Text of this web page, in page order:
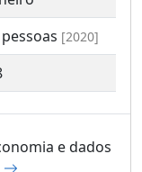
pessoas [2020]
e dados